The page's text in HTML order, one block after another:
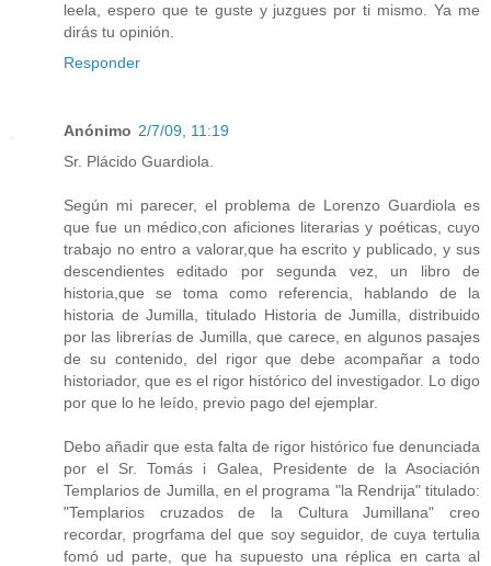
leela, espero que te guste y juzgues por ti mismo. Ya me
dirás tu opinión.
Responder
Anónimo 2/7/09, 11:19
Sr. Plácido Guardiola.
Según mi parecer, el problema de Lorenzo Guardiola es
que fue un médico,con aficiones literarias y poéticas, cuyo
trabajo no entro a valorar,que ha escrito y publicado, y sus
descendientes editado por segunda vez, un libro de
historia,que se toma como referencia, hablando de la
historia de Jumilla, titulado Historia de Jumilla, distribuido
por las librerías de Jumilla, que carece, en algunos pasajes
de su contenido, del rigor que debe acompañar a todo
historiador, que es el rigor histórico del investigador. Lo digo
por que lo he leído, previo pago del ejemplar.
Debo añadir que esta falta de rigor histórico fue denunciada
por el Sr. Tomás i Galea, Presidente de la Asociación
Templarios de Jumilla, en el programa "la Rendrija" titulado:
"Templarios cruzados de la Cultura Jumillana" creo
recordar, progrfama del que soy seguidor, de cuya tertulia
fomó ud parte, que ha supuesto una réplica en carta al